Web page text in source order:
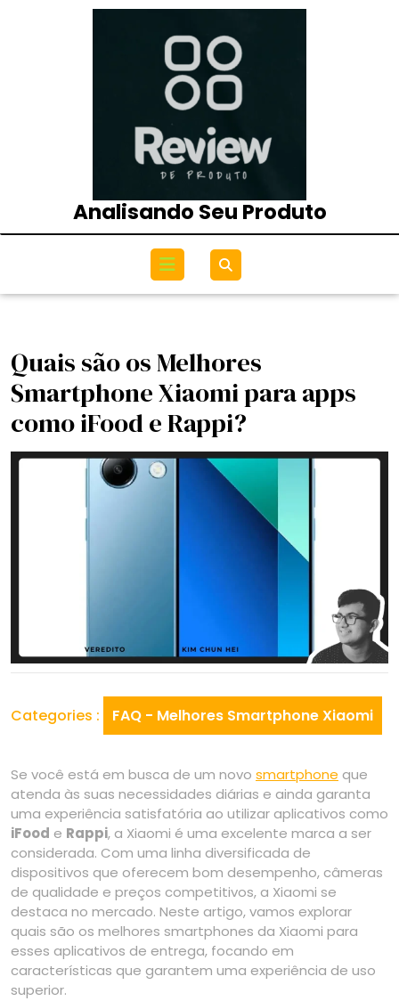
Analisando Seu Produto
Open
Menu
Quais são os Melhores
Smartphone Xiaomi para apps
como iFood e Rappi?
Categories : FAQ - Melhores Smartphone Xiaomi
Se você está em busca de um novo smartphone que
atenda às suas necessidades diárias e ainda garanta
uma experiência satisfatória ao utilizar aplicativos como
iFood e Rappi, a Xiaomi é uma excelente marca a ser
considerada. Com uma linha diversificada de
dispositivos que oferecem bom desempenho, câmeras
de qualidade e preços competitivos, a Xiaomi se
destaca no mercado. Neste artigo, vamos explorar
quais são os melhores smartphones da Xiaomi para
esses aplicativos de entrega, focando em
características que garantem uma experiência de uso
superior.